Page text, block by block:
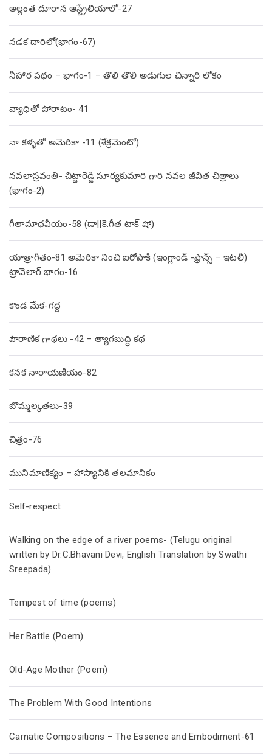
అల్లంత దూరాన ఆస్ట్రేలియాలో-27
నడక దారిలో(భాగం-67)
నీహార పథం – భాగం-1 – తొలి తొలి అడుగుల చిన్నారి లోకం
వ్యాధితో పోరాటం- 41
నా కళ్ళతో అమెరికా -11 (శేక్రమెంటో)
నవలాస్రవంతి- చిట్టారెడ్డి సూర్యకుమారి గారి నవల జీవిత చిత్రాలు
(భాగం-2)
గీతామాధవీయం-58 (డా||కె.గీత టాక్ షో)
యాత్రాగీతం-81 అమెరికా నించి ఐరోపాకి (ఇంగ్లాండ్ -ఫ్రాన్స్ – ఇటలీ)
ట్రావెలాగ్ భాగం-16
కొండ మేక-గద్ద
పౌరాణిక గాథలు -42 – త్యాగబుద్ధి కథ
కనక నారాయణీయం-82
బొమ్మల్కతలు-39
చిత్రం-76
మునిమాణిక్యం – హాస్యానికి తలమానికం
Self-respect
Walking on the edge of a river poems- (Telugu original
written by Dr.C.Bhavani Devi, English Translation by Swathi
Sreepada)
Tempest of time (poems)
Her Battle (Poem)
Old-Age Mother (Poem)
The Problem With Good Intentions
Carnatic Compositions – The Essence and Embodiment-61